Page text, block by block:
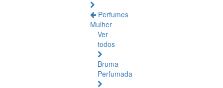
Perfumes
Mulher
Ver
todos
Bruma
Perfumada